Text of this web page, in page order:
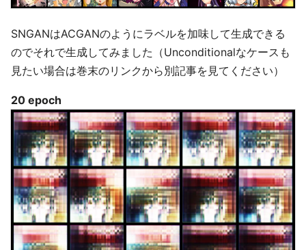
SNGANはACGANのようにラベルを加味して生成できる
のでそれで生成してみました（Unconditionalなケースも
見たい場合は巻末のリンクから別記事を見てください）
20 epoch